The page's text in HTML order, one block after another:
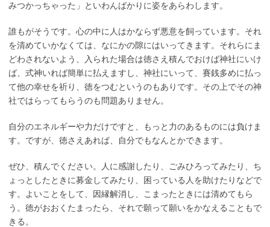
みつかっちゃった」といわんばかりに姿をあらわします。
誰もがそうです。心の中に人はかならず悪意を飼っています。それ
を清めていかなくては、なにかの隙にはいってきます。それらにま
どわされないよう、入られた場合は徳さえ積んでおけば神社にいけ
ば、式神いれば簡単に払えますし、神社にいって、賽銭多めに払っ
て他の幸せを祈り、徳をつむというのもありです。その上でその神
社ではらってもらうのも問題ありません。
自分のエネルギーや力だけですと、もっと力のあるものには負けま
す。ですが、徳さえあれば、自分でもなんとかできます。
ぜひ、積んでください。人に感謝したり、ごみひろってみたり、ち
ょっとしたときに募金してみたり、困っている人を助けたりなどで
す。よいことをして、因縁解消し、こまったときには清めてもら
う。徳がおおくたまったら、それで願って願いをかなえることもで
きる。